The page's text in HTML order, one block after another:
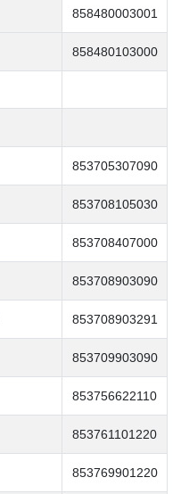
858480003001
858480103000
853705307090
853708105030
853708407000
853708903090
853708903291
853709903090
853756622110
853761101220
853769901220